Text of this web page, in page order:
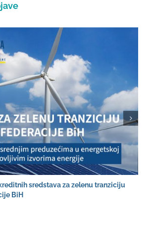
sredstava za zelenu tranziciju
BiH